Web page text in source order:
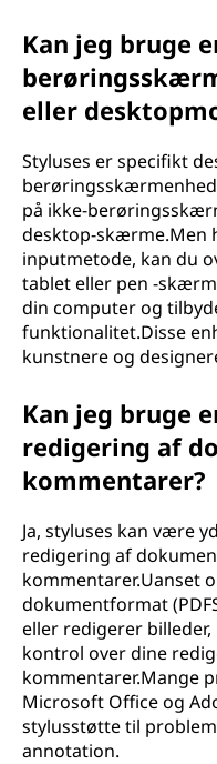
Kan jeg bruge
eller
Styluses er specifikt
på ikke-
desktop-skærme.Men
inputmetode, kan du
tablet eller pen -
din computer og
funktionalitet.Disse
kunstnere og
Kan jeg bruge
redigering af
kommentarer?
Ja, styluses kan være
redigering af
kommentarer.Uanset
dokumentformat
eller redigerer
kontrol over dine
kommentarer.Mange
Microsoft Office og
stylusstøtte til
annotation.